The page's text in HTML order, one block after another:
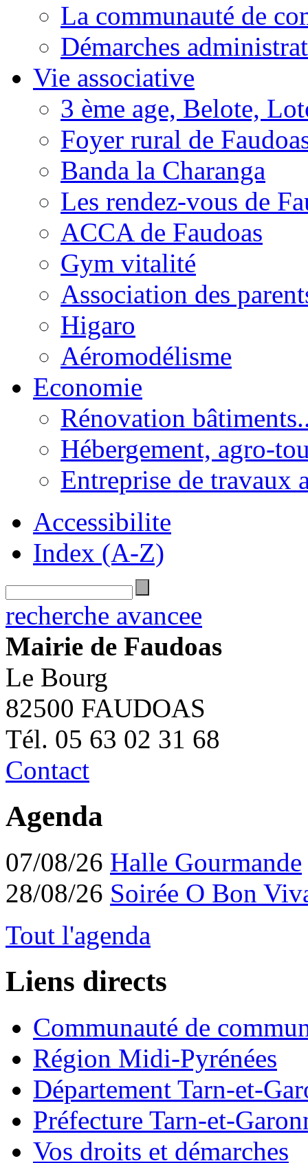
La communauté de
Démarches
Vie associative
3 ème age, Belote,
Foyer rural de
Banda la Charanga
Les rendez-vous de
ACCA de Faudoas
Gym vitalité
Association des
Higaro
Aéromodélisme
Economie
Rénovation
Hébergement, agro-
Entreprise de travaux
Accessibilite
Index (A-Z)
recherche avancee
Mairie de Faudoas
Le Bourg
82500 FAUDOAS
Tél. 05 63 02 31 68
Contact
Agenda
07/08/26 Halle Gourmande
28/08/26 Soirée O Bon
Tout l'agenda
Liens directs
Communauté de
Région Midi-Pyrénées
Département Tarn-et-
Préfecture Tarn-et-
Vos droits et démarches